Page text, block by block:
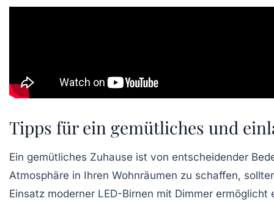
Tipps für ein gemütliches und
Ein gemütliches Zuhause ist von entscheidender
Atmosphäre in Ihren Wohnräumen zu schaffen,
Einsatz moderner LED-Birnen mit Dimmer ermöglicht